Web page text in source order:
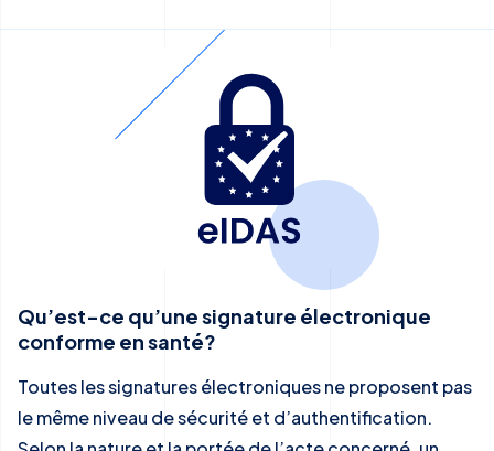
Qu’est-ce qu’une signature électronique
conforme en santé?
Toutes les signatures électroniques ne proposent pas
le même niveau de sécurité et d’authentification.